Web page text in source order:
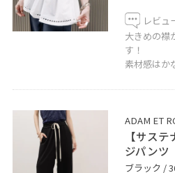
ADAM ET ROPÉ横浜店
045-440-3554
LINEでルミネ横浜スタッフに
レビュ
大きめの襟
す！
素材感はか
ADAM ET
【サス
ジパンツ
ブラック /